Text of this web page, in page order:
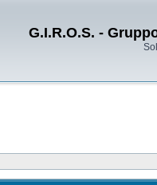
G.I.R.O.S. -